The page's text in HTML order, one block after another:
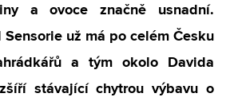
a ovoce značně usnadní.
už má po celém Česku
a tým okolo Davida
stávající chytrou výbavu o